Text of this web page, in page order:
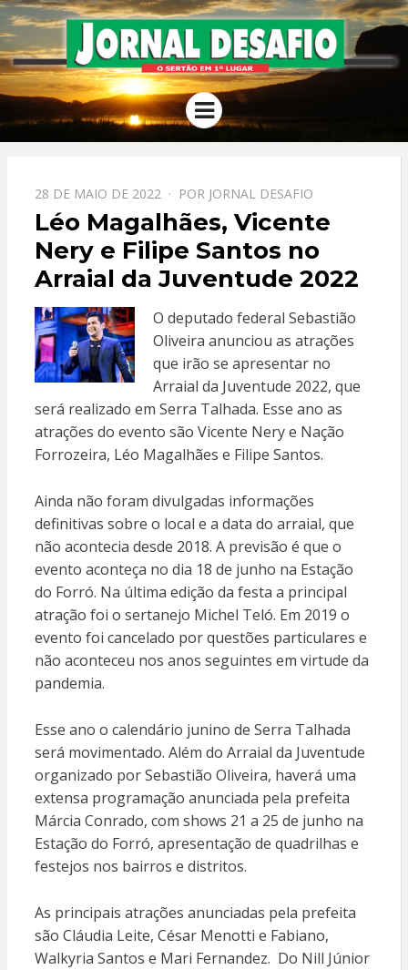
JORNAL
DESAFIO
O Sertão em 1º Lugar
Menu
PPOSTADO
EM
28 DE MAIO DE 2022 POR JORNAL DESAFIO
Léo Magalhães, Vicente
Nery e Filipe Santos no
Arraial da Juventude 2022
O deputado federal Sebastião
Oliveira anunciou as atrações
que irão se apresentar no
Arraial da Juventude 2022, que
será realizado em Serra Talhada. Esse ano as
atrações do evento são Vicente Nery e Nação
Forrozeira, Léo Magalhães e Filipe Santos.
Ainda não foram divulgadas informações
definitivas sobre o local e a data do arraial, que
não acontecia desde 2018. A previsão é que o
evento aconteça no dia 18 de junho na Estação
do Forró. Na última edição da festa a principal
atração foi o sertanejo Michel Teló. Em 2019 o
evento foi cancelado por questões particulares e
não aconteceu nos anos seguintes em virtude da
pandemia.
Esse ano o calendário junino de Serra Talhada
será movimentado. Além do Arraial da Juventude
organizado por Sebastião Oliveira, haverá uma
extensa programação anunciada pela prefeita
Márcia Conrado, com shows 21 a 25 de junho na
Estação do Forró, apresentação de quadrilhas e
festejos nos bairros e distritos.
As principais atrações anunciadas pela prefeita
são Cláudia Leite, César Menotti e Fabiano,
Walkyria Santos e Mari Fernandez. Do Nill Júnior